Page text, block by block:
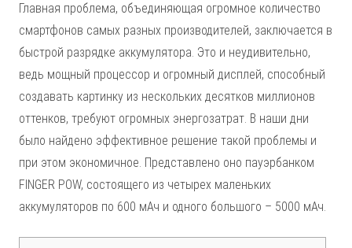
Главная проблема, объединяющая огромное количество
смартфонов самых разных производителей, заключается в
быстрой разрядке аккумулятора. Это и неудивительно,
ведь мощный процессор и огромный дисплей, способный
создавать картинку из нескольких десятков миллионов
оттенков, требуют огромных энергозатрат. В наши дни
было найдено эффективное решение такой проблемы и
при этом экономичное. Представлено оно пауэрбанком
FINGER POW, состоящего из четырех маленьких
аккумуляторов по 600 мАч и одного большого – 5000 мАч.